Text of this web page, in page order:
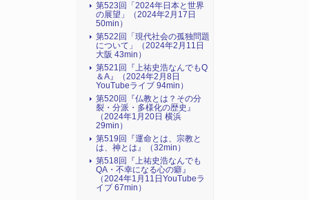
第523回「2024年日本と世界
の展望」（2024年2月17日
50min）
第522回「現代社会の孤独問題
について」（2024年2月11日
大阪 43min）
第521回『上祐史浩なんでもQ
＆A』（2024年2月8日
YouTubeライブ 94min）
第520回『仏教とは？その分
裂・分派・多様化の歴史』
（2024年1月20日 横浜
29min）
第519回『運命とは、宗教と
は、神とは』（32min）
第518回『上祐史浩なんでも
QA・不幸になる心の癖』
（2024年1月11日YouTubeラ
イブ 67min）